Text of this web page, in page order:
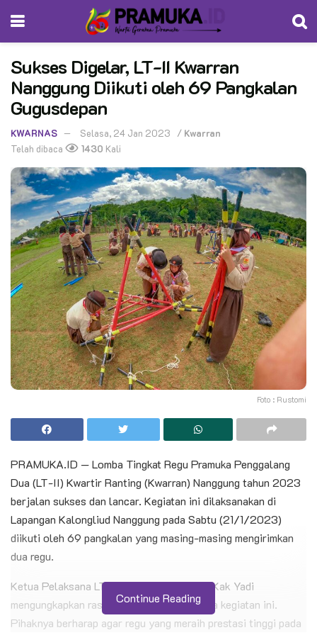
Sukses Digelar, LT-II Kwarran
Nanggung Diikuti oleh 69 Pangkalan
Gugusdepan
KWARNAS Selasa, 24 Jan 2023 / Kwarran
Telah dibaca
1430 Kali
Foto : Rustomi
PRAMUKA.ID — Lomba Tingkat Regu Pramuka Penggalang
Dua (LT-II) Kwartir Ranting (Kwarran) Nanggung tahun 2023
berjalan sukses dan lancar. Kegiatan ini dilaksanakan di
Lapangan Kalongliud Nanggung pada Sabtu (21/1/2023)
diikuti oleh 69 pangkalan yang masing-masing mengirimkan
dua regu.
Ketua Pelaksana LT-II Kwarran Nanggung Kak Yadi
mengungkapkan rasa bangga dengan adanya kegiatan ini.
Pihaknya berharap agar regu yang meraih prestasi tinggi pada
Continue Reading